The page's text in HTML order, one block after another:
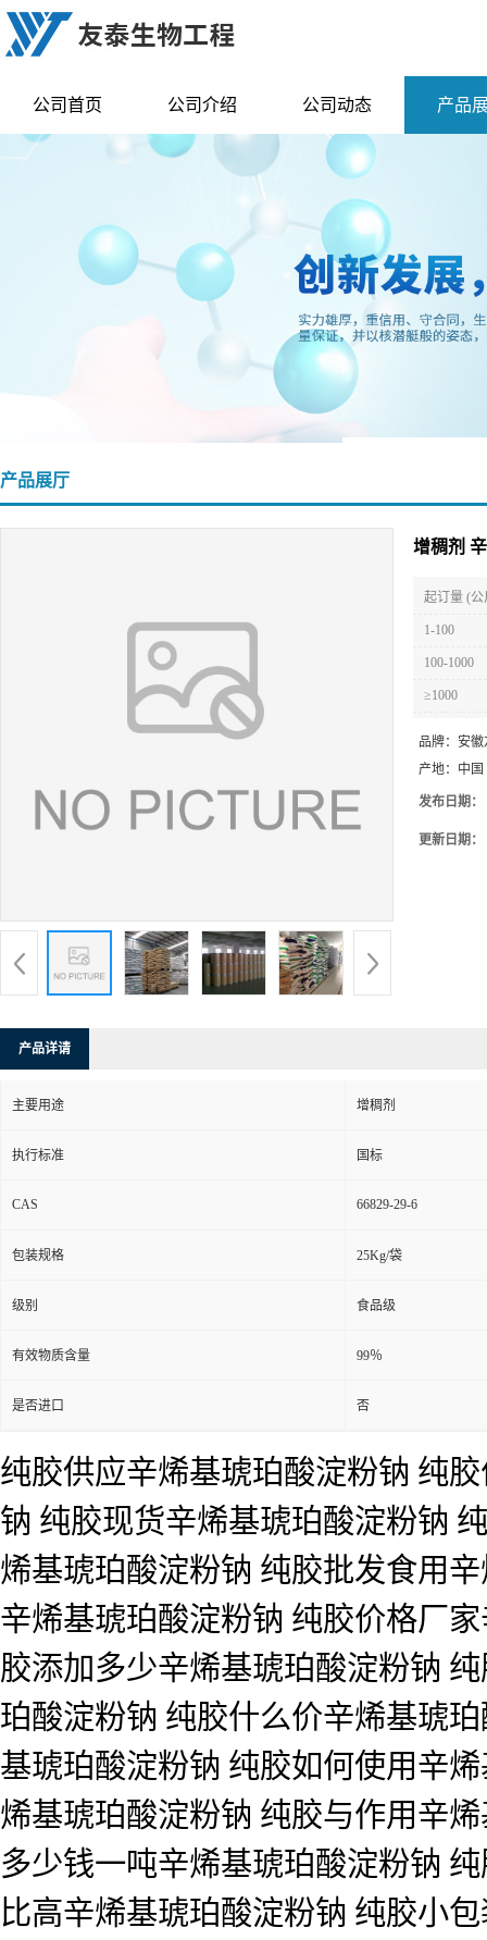
公司首页 公司介绍 公司动态 产品
产品展厅
增稠剂
起订量 (公
1-100
100-1000
≥1000
品牌： 安徽
产地： 中国
发布日期：
更新日期：
产品详请
主要用途 增稠剂
执行标准 国标
CAS 66829-29-6
包装规格 25Kg/袋
级别 食品级
有效物质含量 99％
是否进口 否
纯胶供应辛烯基琥珀酸淀粉钠 纯
钠 纯胶现货辛烯基琥珀酸淀粉钠
烯基琥珀酸淀粉钠 纯胶批发食用
辛烯基琥珀酸淀粉钠 纯胶价格厂
胶添加多少辛烯基琥珀酸淀粉钠
珀酸淀粉钠 纯胶什么价辛烯基琥
基琥珀酸淀粉钠 纯胶如何使用辛
烯基琥珀酸淀粉钠 纯胶与作用辛
多少钱一吨辛烯基琥珀酸淀粉钠
比高辛烯基琥珀酸淀粉钠 纯胶小